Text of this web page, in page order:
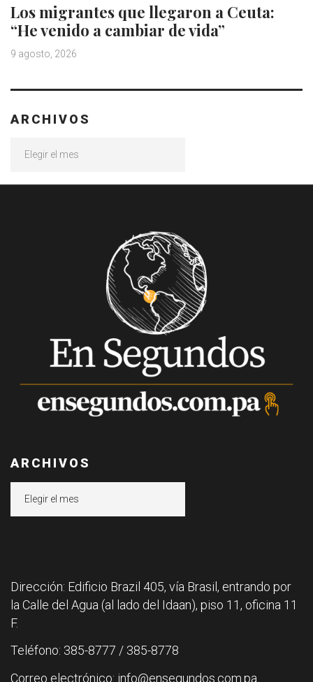
Los migrantes que llegaron a Ceuta:
“He venido a cambiar de vida”
9 agosto, 2026
ARCHIVOS
ARCHIVOS
Dirección: Edificio Brazil 405, vía Brasil, entrando por
la Calle del Agua (al lado del Idaan), piso 11, oficina 11
F.
Teléfono: 385-8777 / 385-8778
Correo electrónico: info@ensegundos.com.pa